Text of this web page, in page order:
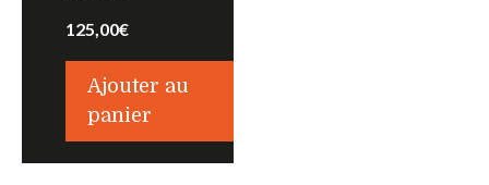
125,00€
Ajouter au
panier